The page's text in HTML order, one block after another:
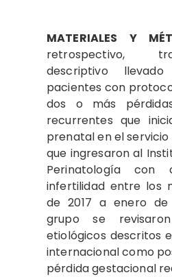
MATERIALES Y
retrospectivo,
descriptivo
pacientes con
dos o más
recurrentes que
prenatal en el
que ingresaron al
Perinatología con
infertilidad entre los
de 2017 a enero de
grupo se
etiológicos descritos
internacional como
pérdida gestacional